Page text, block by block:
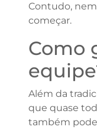
Contudo,
começar.
Como
Além da
que quase
também